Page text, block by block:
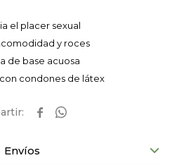
el placer sexual
y roces
de base acuosa
condones de látex
 
Envíos